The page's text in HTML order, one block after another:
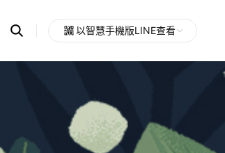
Search
OpenChats
messages
search
以智慧手機版LINE查看